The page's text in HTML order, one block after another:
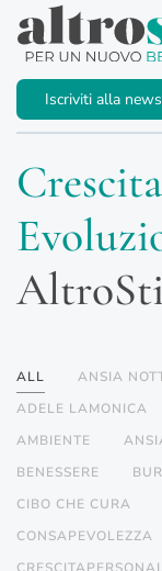
Passa al
Iscriviti alla
ALL ANSIA
ADELE LAMONICA
AMBIENTE
BENESSERE
CIBO CHE CURA
CONSAPEVOLEZZA